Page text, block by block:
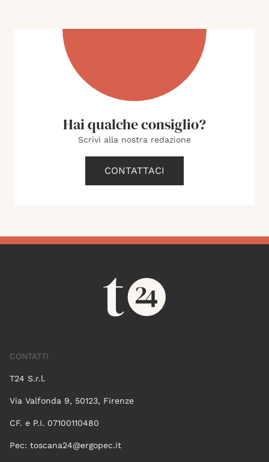
Hai qualche consiglio?
Scrivi alla nostra redazione
CONTATTACI
CONTATTI
T24 S.r.l.
Via Valfonda 9, 50123, Firenze
CF. e P.I. 07100110480
Pec: toscana24@ergopec.it